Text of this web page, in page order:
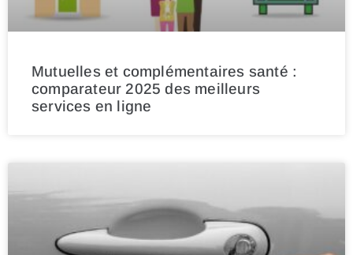
Mutuelles et complémentaires santé :
comparateur 2025 des meilleurs
services en ligne